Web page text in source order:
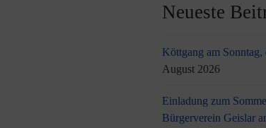
Neueste
Köttgang am
August 2026
Einladung zum
Bürgerverein Geislar